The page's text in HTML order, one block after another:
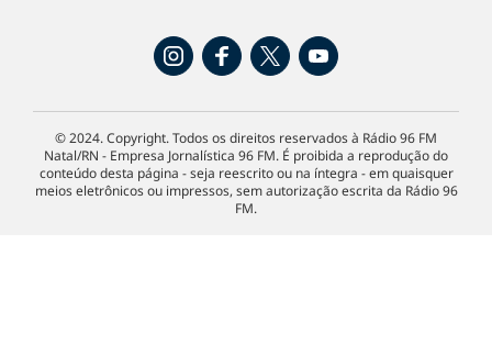
© 2024. Copyright. Todos os direitos reservados à Rádio 96 FM
Natal/RN - Empresa Jornalística 96 FM. É proibida a reprodução do
conteúdo desta página - seja reescrito ou na íntegra - em quaisquer
meios eletrônicos ou impressos, sem autorização escrita da Rádio 96
FM.